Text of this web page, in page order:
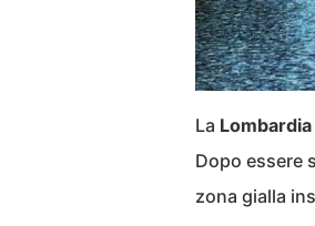
La Lombardia
Dopo essere
zona gialla